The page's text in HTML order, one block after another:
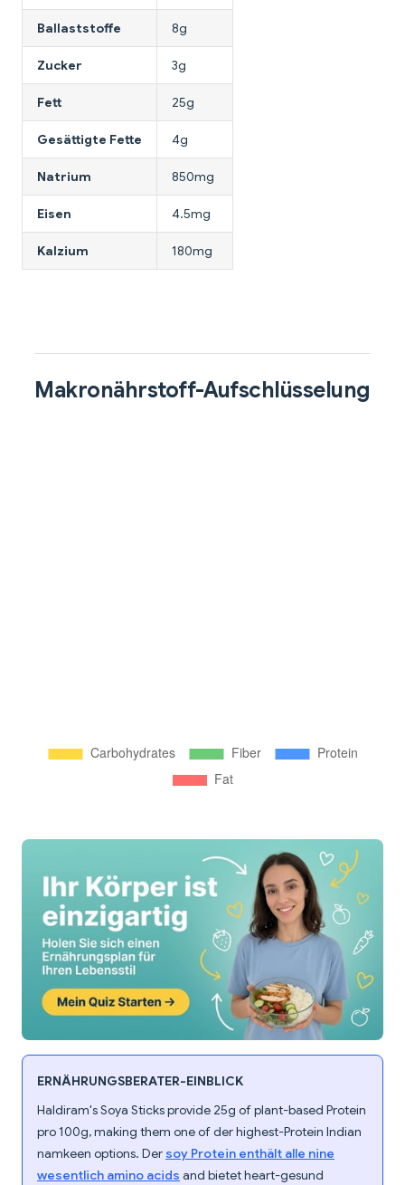
Ballaststoffe 8g
Zucker 3g
Fett 25g
Gesättigte Fette 4g
Natrium 850mg
Eisen 4.5mg
Kalzium 180mg
Makronährstoff-Aufschlüsselung
ERNÄHRUNGSBERATER-EINBLICK
Haldiram's Soya Sticks provide 25g of plant-based Protein
pro 100g, making them one of der highest-Protein Indian
namkeen options. Der soy Protein enthält alle nine
wesentlich amino acids and bietet heart-gesund